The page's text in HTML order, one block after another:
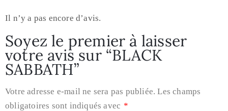
Il n’y a pas encore d’avis.
Soyez le premier à laisser
votre avis sur “BLACK
SABBATH”
Votre adresse e-mail ne sera pas publiée. Les champs
obligatoires sont indiqués avec *